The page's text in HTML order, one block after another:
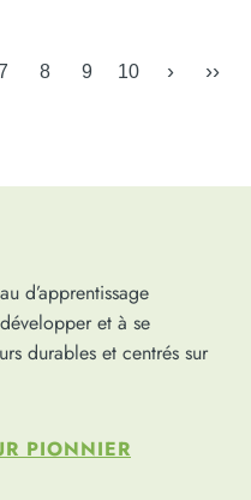
8 9 10 › ››
d’apprentissage
et à se
durables et centrés sur
PIONNIER